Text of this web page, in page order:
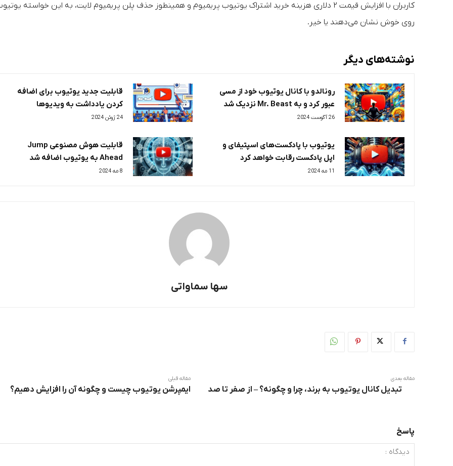
کاربران با افزایش قیمت ۲ دلاری هزینه خرید اشتراک یوتیوب پریمیوم و همینطوز حذف پلن پریمیوم لایت، به این خواسته
روی خوش نشان می‌دهند یا خیر.
نوشته‌های دیگر
رونالدو با کانال یوتیوب خود از مسی
عبور کرد و به Mr. Beast نزدیک شد
26 آگوست 2024
قابلیت جدید یوتیوب برای اضافه
کردن یادداشت به ویدیوها
24 ژوئن 2024
یوتیوب با پادکست‌های اسپتیفای و
اپل پادکست رقابت خواهد کرد
11 مه 2024
قابلیت هوش مصنوعی Jump
Ahead به یوتیوب اضافه شد
8 مه 2024
سها سماواتی
مقاله قبلی
ایمپرشن یوتیوب چیست و چگونه آن را افزایش دهیم؟
مقاله بعدی
تبدیل کانال یوتیوب به برند، چرا و چگونه؟ – از صفر تا صد
پاسخ